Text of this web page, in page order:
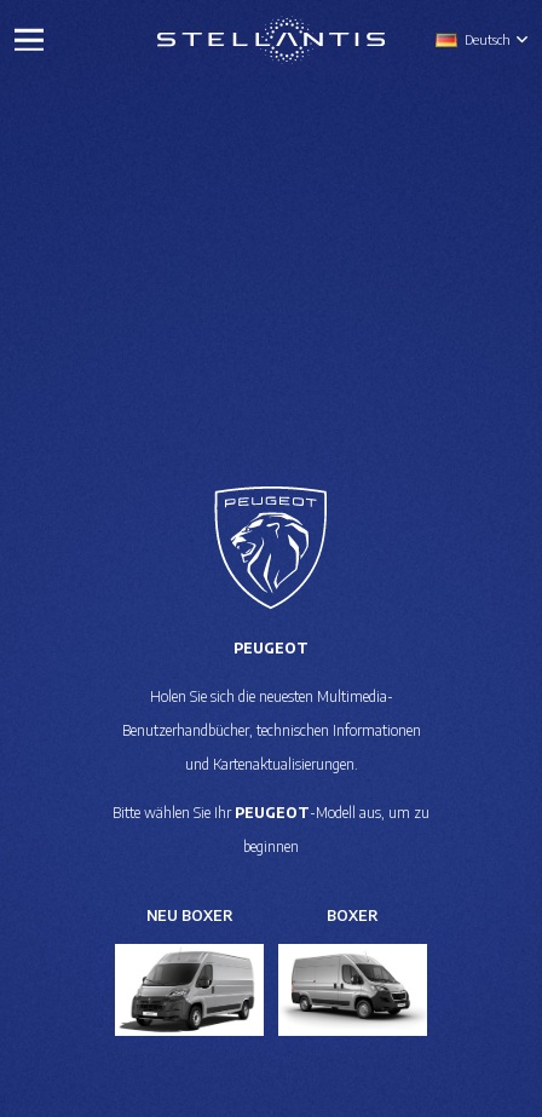
Deutsch
PEUGEOT
Holen Sie sich die neuesten Multimedia-
Benutzerhandbücher, technischen Informationen
und Kartenaktualisierungen.
Bitte wählen Sie Ihr PEUGEOT-Modell aus, um zu
beginnen
NEU BOXER BOXER